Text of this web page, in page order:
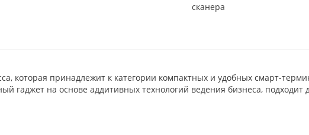
сканера
которая принадлежит к категории компактных и удобных смарт-
гаджет на основе аддитивных технологий ведения бизнеса, подходит